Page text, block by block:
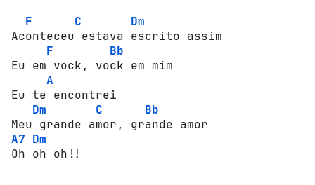
F
C
Dm
Асоntесеu estava еsсritо assim
F
Bb
Eu em vосk, vосk em mim
A
Eu te еnсоntrеi
Dm
C
Bb
A7 Dm
Оh оh оh!!